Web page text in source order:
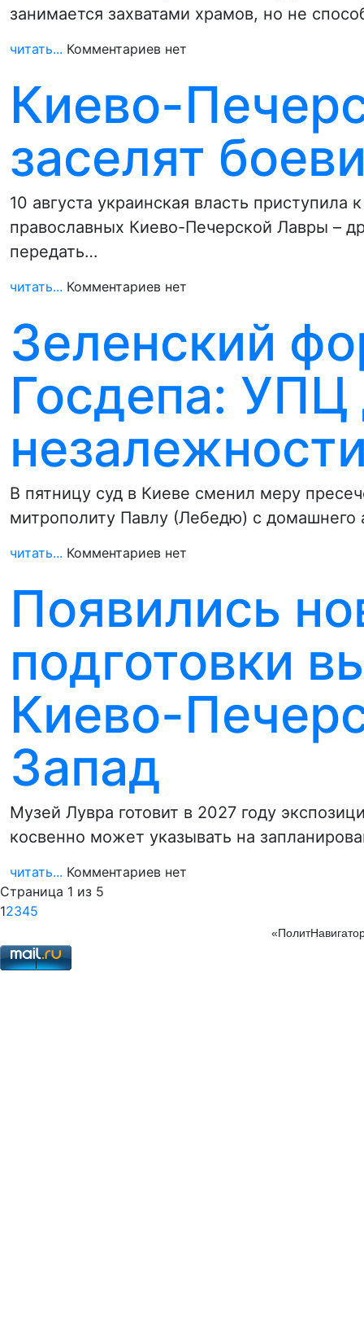
занимается захватами храмов, но не
читать... Комментариев нет
Киево-
заселят
10 августа украинская власть
православных Киево-Печерской Лавры –
передать…
читать... Комментариев нет
Зеленский
Госдепа:
В пятницу суд в Киеве сменил меру
митрополиту Павлу (Лебедю) с домашнего
читать... Комментариев нет
Появились
подготовки
Киево-
Запад
Музей Лувра готовит в 2027 году
косвенно может указывать на
читать... Комментариев нет
Страница 1 из 5
12345